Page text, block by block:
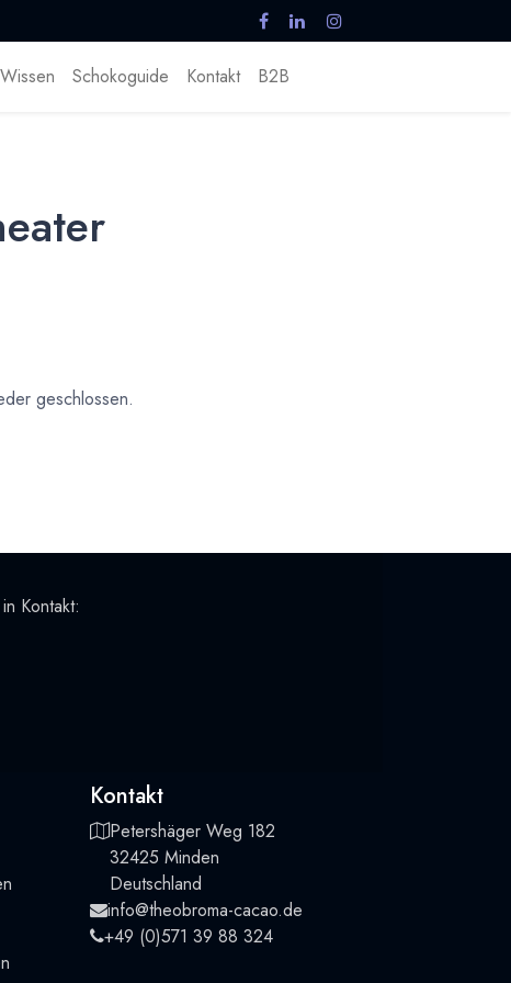
Wissen Schokoguide Kontakt B2B
geschlossen.
Kontakt:
Kontakt
Petershäger Weg 182
32425 Minden
Deutschland
info@theobroma-cacao.de
+49 (0)571 39 88 324